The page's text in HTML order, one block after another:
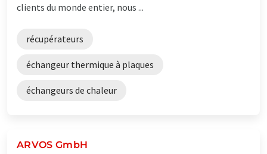
clients du monde entier, nous ...
récupérateurs
échangeur thermique à plaques
échangeurs de chaleur
ARVOS GmbH